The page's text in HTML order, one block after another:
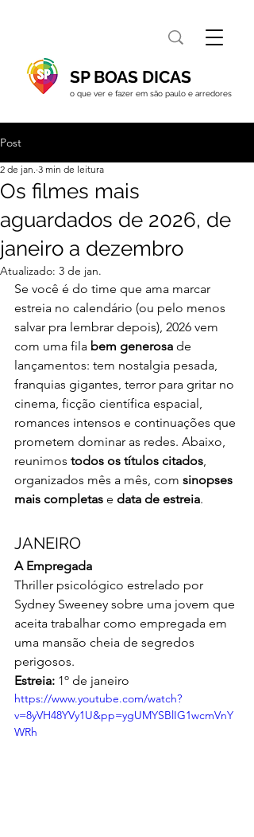
SP BOAS DICAS
o que ver e fazer em são paulo e arredores
Post
Os filmes mais
aguardados de 2026, de
janeiro a dezembro
2 de jan. 3 min de leitura
Atualizado: 3 de jan.
Se você é do time que ama marcar
estreia no calendário (ou pelo menos
salvar pra lembrar depois), 2026 vem
com uma fila bem generosa de
lançamentos: tem nostalgia pesada,
franquias gigantes, terror para gritar no
cinema, ficção científica espacial,
romances intensos e continuações que
prometem dominar as redes. Abaixo,
reunimos todos os títulos citados,
organizados mês a mês, com sinopses
mais completas e data de estreia.
JANEIRO
A Empregada
Thriller psicológico estrelado por
Sydney Sweeney sobre uma jovem que
aceita trabalhar como empregada em
uma mansão cheia de segredos
perigosos.
Estreia: 1º de janeiro
https://www.youtube.com/watch?
v=8yVH48YVy1U&pp=ygUMYSBlIG1wcmVnY
WRh